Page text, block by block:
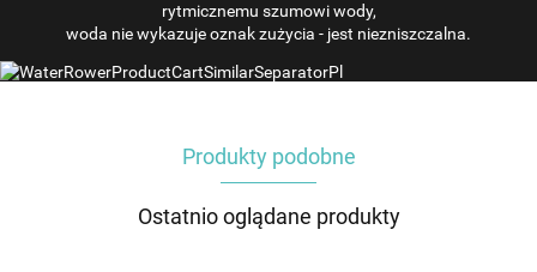
rytmicznemu szumowi wody,
woda nie wykazuje oznak zużycia - jest niezniszczalna.
Produkty podobne
Ostatnio oglądane produkty